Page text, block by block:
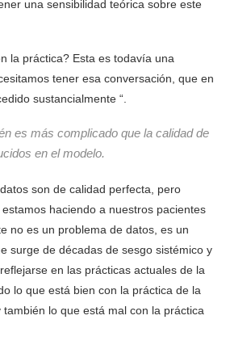
una sensibilidad teórica sobre este
la práctica? Esta es todavía una
tener esa conversación, que en
sustancialmente “.
es más complicado que la calidad de
en el modelo.
son de calidad perfecta, pero
haciendo a nuestros pacientes
no es un problema de datos, es un
surge de décadas de sesgo sistémico y
en las prácticas actuales de la
lo que está bien con la práctica de la
lo que está mal con la práctica